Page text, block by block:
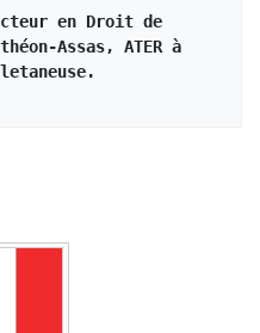
en Droit de
Assas, ATER à